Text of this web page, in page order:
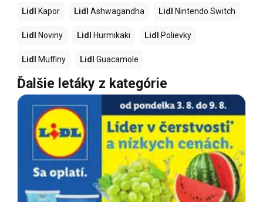
Lidl Kapor Lidl Ashwagandha Lidl Nintendo Switch
Lidl Noviny Lidl Hurmikaki Lidl Polievky
Lidl Muffiny Lidl Guacamole
Ďalšie letáky z kategórie